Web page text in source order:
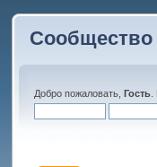
Сообщество
Добро пожаловать,Гость